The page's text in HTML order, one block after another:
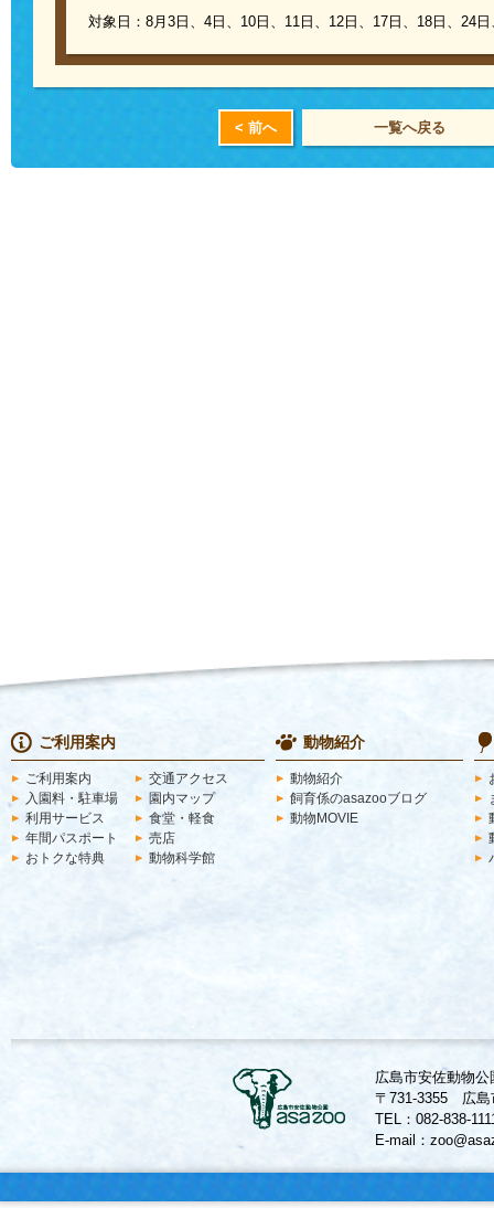
対象日：8月3日、4日、10日、11日、12日、17日、18日、24
< 前へ 一覧へ戻る
ご利用案内
ご利用案内
交通アクセス
入園料・駐車場
園内マップ
利用サービス
食堂・軽食
年間パスポート
売店
おトクな特典
動物科学館
動物紹介
動物紹介
飼育係のasazooブログ
動物MOVIE
広島市安佐動物公
〒731-3355 広島
TEL：082-838-
E-mail：